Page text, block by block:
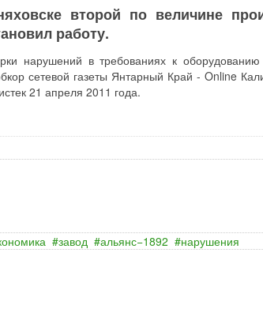
второй по величине
работу.
нарушений в требованиях к
сетевой газеты Янтарный Край - Online
21 апреля 2011 года.
завод альянс−1892 нарушения